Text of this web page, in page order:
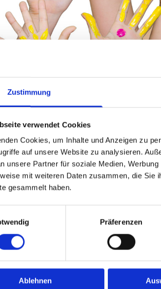
Zustimmung
verwendet Cookies
Cookies, um Inhalte und Anzeigen zu
auf unsere Website zu analysieren.
unsere Partner für soziale Medien,
mit weiteren Daten zusammen, die Sie
gesammelt haben.
Präferenzen
Ablehnen
Web
für Ihre Unterstützung bedanken.
bringen uns unserem Ziel, unsere
gut zu versorgen und Ihnen